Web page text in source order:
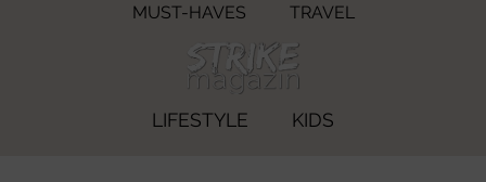
MUST-HAVES TRAVEL
LIFESTYLE KIDS